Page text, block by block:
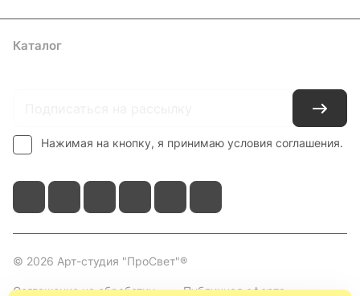
Каталог
Нажимая на кнопку, я принимаю условия соглашения.
© 2026 Арт-студия "ПроСвет"®
Соглашение на обработку Публичная оферта